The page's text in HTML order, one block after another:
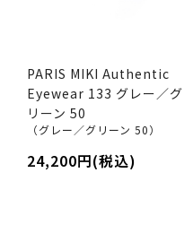
PARIS MIKI Authentic
Eyewear 133 グレー／グ
リーン 50
（グレー／グリーン 50）
24,200円(税込)